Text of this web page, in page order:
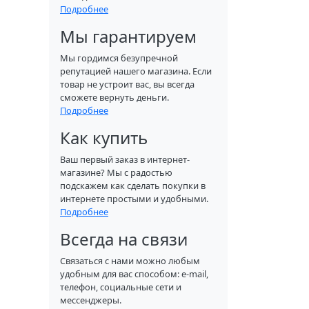
Подробнее
Мы гарантируем
Мы гордимся безупречной
репутацией нашего магазина. Если
товар не устроит вас, вы всегда
сможете вернуть деньги.
Подробнее
Как купить
Ваш первый заказ в интернет-
магазине? Мы с радостью
подскажем как сделать покупки в
интернете простыми и удобными.
Подробнее
Всегда на связи
Связаться с нами можно любым
удобным для вас способом: e-mail,
телефон, социальные сети и
мессенджеры.